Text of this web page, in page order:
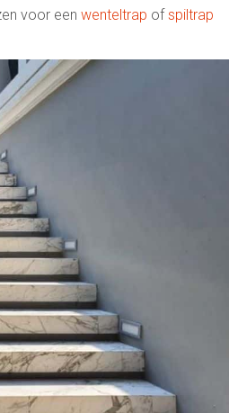
voor een wenteltrap ofspiltrap